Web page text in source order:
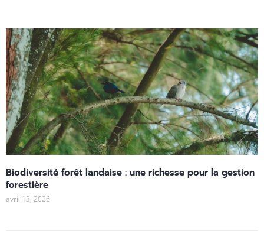
Biodiversité forêt landaise : une richesse pour la gestion
forestière
avril 13, 2026